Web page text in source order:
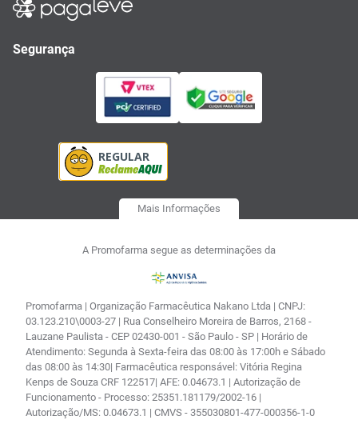
Segurança
Mais Informações
A Promofarma segue as determinações da
Promofarma | Organização Farmacêutica Nakano Ltda | CNPJ:
03.123.210\0003-27 | Rua Conselheiro Moreira de Barros, 2168 -
Lauzane Paulista - CEP 02430-001 - São Paulo - SP | Horário de
Atendimento: Segunda à Sexta-feira das 08:00 às 17:00h e Sábado
das 08:00 às 14:30| Farmacêutica responsável: Vitória Regina
Kenps de Souza CRF 122517| AFE: 0.04673.1 | Autorização de
Funcionamento - Processo: 25351.181179/2002-16 |
Autorização/MS: 0.04673.1 | CMVS - 355030801-477-000356-1-0